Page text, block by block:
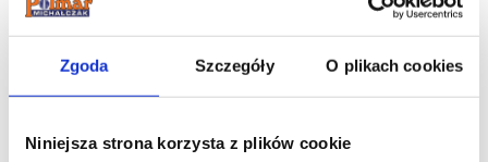
Zgoda Szczegóły O plikach cookies
Niniejsza strona korzysta z plików cookie
Zobacz produkty
o innych parametrach